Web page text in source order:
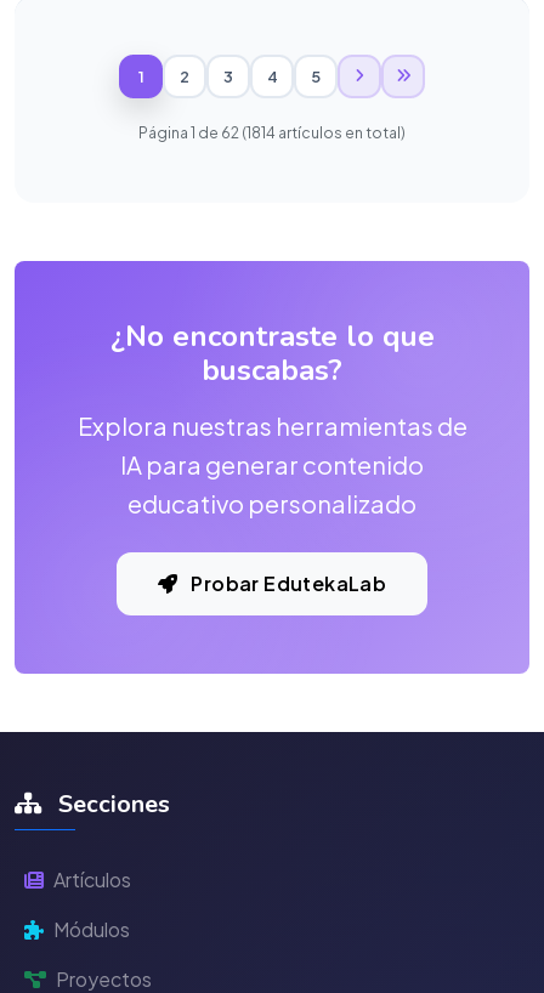
1 2 3 4 5
Página 1 de 62 (1814 artículos en total)
¿No encontraste lo que
buscabas?
Explora nuestras herramientas de
IA para generar contenido
educativo personalizado
Probar EdutekaLab
Secciones
Artículos
Módulos
Proyectos